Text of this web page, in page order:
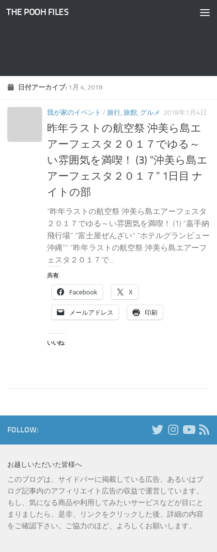
コンテンツへスキップ
THE POOH FILES
日付アーカイブ: 1月 4, 2018
我が家のイベント / 旅行, 旅館, グルメ 2018年1月4日
昨年ラストの航空祭 沖美ら島エ
アーフェスタ２０１７でゆる～
い雰囲気を満喫！ (3) “沖美ら島エ
アーフェスタ２０１７” 1日目 ナ
イトの部
“昨年ラストの航空祭 沖美ら島エアーフェスタ
２０１７でゆる～い雰囲気を満喫！ (1) “嘉手納
飛行場” “富士屋ぜんざい” “ホテルグランビュー
沖縄”” “昨年ラストの航空祭 沖美ら島エアーフ
ェスタ２０１７で...
共有:
Facebook X
メールアドレス 印刷
いいね:
FOLLOW:
お越しいただいた皆様へ
このブログは、サイドバーに掲載している広告、あるいはブ
ログ記事内のアフィリエイト広告の収益で運営しています。
もし、気になる商品や利用してみたいサービスなどが目にと
まりましたら、是非、リンクをクリックした後、詳細の内容
をご確認下さい。ご協力のほど、よろしくお願いします。